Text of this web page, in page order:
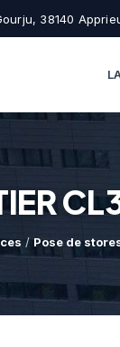
38140
/Pose de